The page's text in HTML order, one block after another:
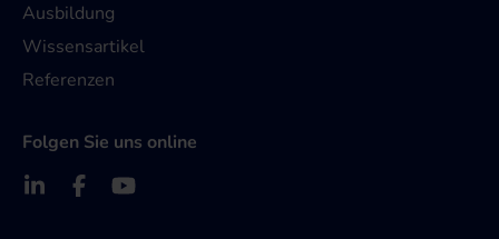
Ausbildung
Wissensartikel
Referenzen
Folgen Sie uns online